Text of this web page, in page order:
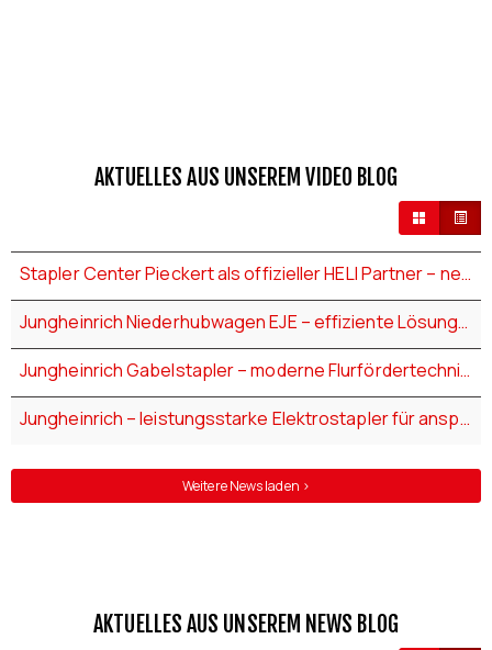
AKTUELLES AUS UNSEREM VIDEO BLOG
Stapler Center Pieckert als offizieller HELI Partner – neue Lösungen für moderne Flurfördertechnik
Jungheinrich Niederhubwagen EJE – effiziente Lösungen für den Palettentransport
Jungheinrich Gabelstapler – moderne Flurfördertechnik für jede Herausforderung
Jungheinrich – leistungsstarke Elektrostapler für anspruchsvolle Einsätze
Weitere News laden >
AKTUELLES AUS UNSEREM NEWS BLOG